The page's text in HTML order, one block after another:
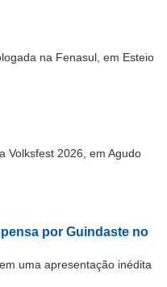
na Fenasul, em Esteio
Volksfest 2026, em Agudo
por Guindaste no
uma apresentação inédita